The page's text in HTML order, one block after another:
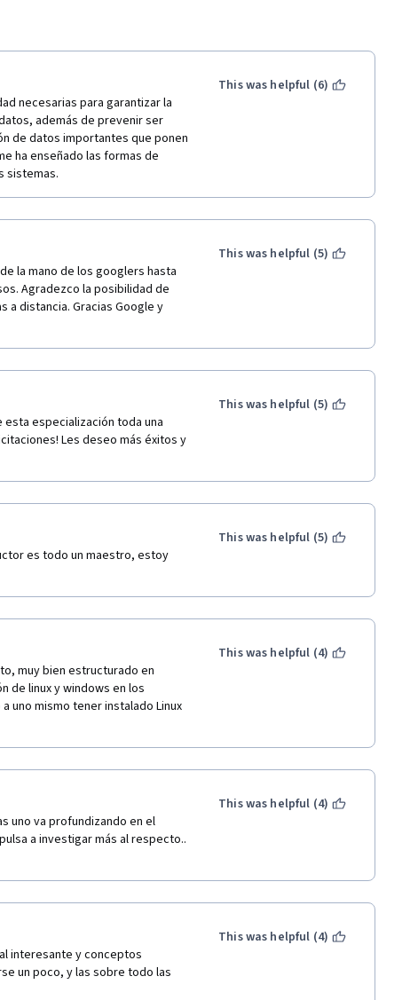
necesarias para garantizar la
además de prevenir ser
de datos importantes que ponen
ha enseñado las formas de
sistemas.
This was helpful (6)
la mano de los googlers hasta
Agradezco la posibilidad de
distancia. Gracias Google y
This was helpful (5)
esta especialización toda una
Les deseo más éxitos y
This was helpful (5)
es todo un maestro, estoy
This was helpful (5)
muy bien estructurado en
de linux y windows en los
uno mismo tener instalado Linux
This was helpful (4)
uno va profundizando en el
a investigar más al respecto..
This was helpful (4)
interesante y conceptos
un poco, y las sobre todo las
This was helpful (4)